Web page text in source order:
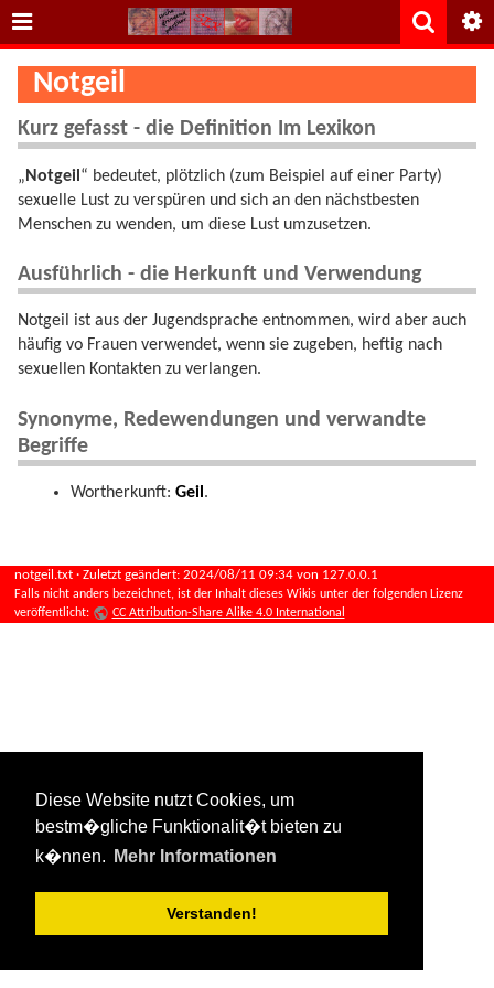
Diese Website nutzt Cookies, um
bestm�gliche Funktionalit�t bieten zu
k�nnen.
Mehr Informationen
Verstanden!
Notgeil
Kurz gefasst - die Definition Im Lexikon
„Notgeil “ bedeutet, plötzlich (zum Beispiel auf einer Party)
sexuelle Lust zu verspüren und sich an den nächstbesten
Menschen zu wenden, um diese Lust umzusetzen.
Ausführlich - die Herkunft und Verwendung
Notgeil ist aus der Jugendsprache entnommen, wird aber auch
häufig vo Frauen verwendet, wenn sie zugeben, heftig nach
sexuellen Kontakten zu verlangen.
Synonyme, Redewendungen und verwandte
Begriffe
Wortherkunft: Geil .
notgeil.txt · Zuletzt geändert: 2024/08/11 09:34 von 127.0.0.1
Falls nicht anders bezeichnet, ist der Inhalt dieses Wikis unter der folgenden Lizenz
veröffentlicht:
CC Attribution-Share Alike 4.0 International